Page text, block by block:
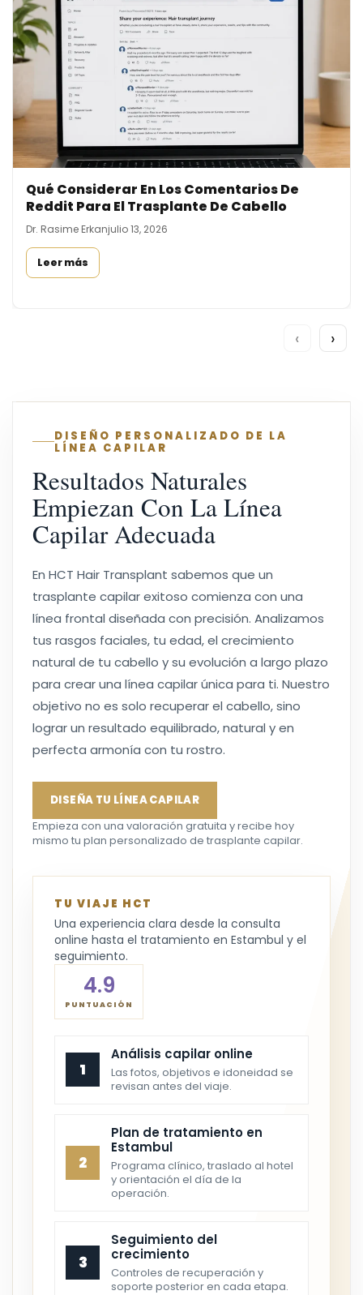
Qué Considerar En Los Comentarios De
Reddit Para El Trasplante De Cabello
Dr. Rasime Erkanjulio 13, 2026
Leer más
‹ ›
DISEÑO PERSONALIZADO DE LA
LÍNEA CAPILAR
Resultados Naturales
Empiezan Con La Línea
Capilar Adecuada
En HCT Hair Transplant sabemos que un
trasplante capilar exitoso comienza con una
línea frontal diseñada con precisión. Analizamos
tus rasgos faciales, tu edad, el crecimiento
natural de tu cabello y su evolución a largo plazo
para crear una línea capilar única para ti. Nuestro
objetivo no es solo recuperar el cabello, sino
lograr un resultado equilibrado, natural y en
perfecta armonía con tu rostro.
DISEÑA TU LÍNEA CAPILAR
Empieza con una valoración gratuita y recibe hoy
mismo tu plan personalizado de trasplante capilar.
TU VIAJE HCT
Una experiencia clara desde la consulta
online hasta el tratamiento en Estambul y el
seguimiento.
4.9
PUNTUACIÓN
1
Análisis capilar online
Las fotos, objetivos e idoneidad se
revisan antes del viaje.
2
Plan de tratamiento en
Estambul
Programa clínico, traslado al hotel
y orientación el día de la
operación.
3
Seguimiento del
crecimiento
Controles de recuperación y
soporte posterior en cada etapa.